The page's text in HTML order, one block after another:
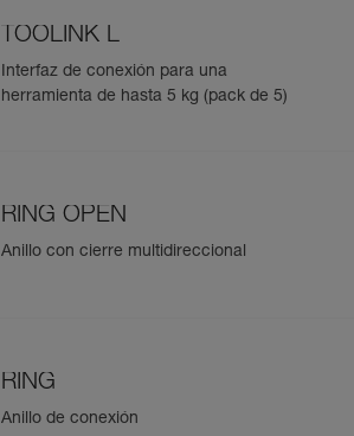
TOOLINK L
Interfaz de conexión para una
herramienta de hasta 5 kg (pack de 5)
RING OPEN
Anillo con cierre multidireccional
RING
Anillo de conexión